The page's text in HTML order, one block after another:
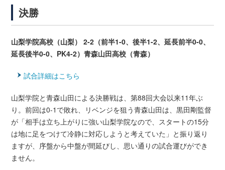
決勝
山梨学院高校（山梨） 2-2（前半1-0、後半1-2、延長前半0-0、
延長後半0-0、PK4-2）青森山田高校（青森）
試合詳細はこちら
山梨学院と青森山田による決勝戦は、第88回大会以来11年ぶ
り。前回は0-1で敗れ、リベンジを狙う青森山田は、黒田剛監督
が「相手は立ち上がりに強い山梨学院なので、スタートの15分
は地に足をつけて冷静に対応しようと考えていた」と振り返り
ますが、序盤から中盤が間延びし、思い通りの試合運びができ
ません。